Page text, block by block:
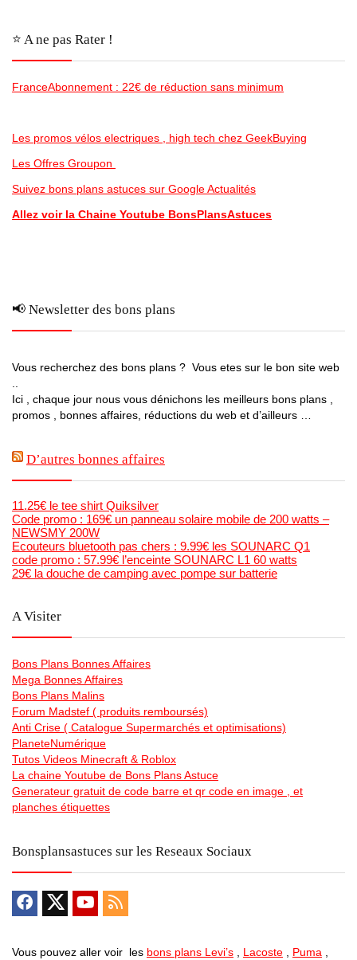
⭐️ A ne pas Rater !
FranceAbonnement : 22€ de réduction sans minimum
Les promos vélos electriques , high tech chez GeekBuying
Les Offres Groupon
Suivez bons plans astuces sur Google Actualités
Allez voir la Chaine Youtube BonsPlansAstuces
📢 Newsletter des bons plans
Vous recherchez des bons plans ? Vous etes sur le bon site web
..
Ici , chaque jour nous vous dénichons les meilleurs bons plans ,
promos , bonnes affaires, réductions du web et d’ailleurs …
D’autres bonnes affaires
11.25€ le tee shirt Quiksilver
Code promo : 169€ un panneau solaire mobile de 200 watts –
NEWSMY 200W
Ecouteurs bluetooth pas chers : 9.99€ les SOUNARC Q1
code promo : 57.99€ l’enceinte SOUNARC L1 60 watts
29€ la douche de camping avec pompe sur batterie
A Visiter
Bons Plans Bonnes Affaires
Mega Bonnes Affaires
Bons Plans Malins
Forum Madstef ( produits remboursés)
Anti Crise ( Catalogue Supermarchés et optimisations)
PlaneteNumérique
Tutos Videos Minecraft & Roblox
La chaine Youtube de Bons Plans Astuce
Generateur gratuit de code barre et qr code en image , et
planches étiquettes
Bonsplansastuces sur les Reseaux Sociaux
Vous pouvez aller voir les bons plans Levi’s , Lacoste , Puma ,